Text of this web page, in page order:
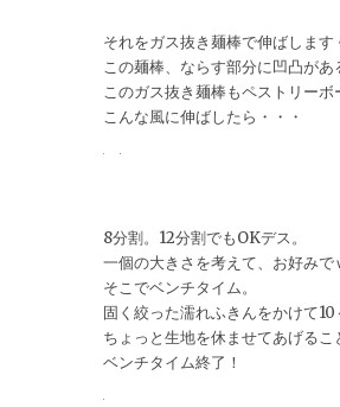
それをガス抜き麺棒で伸ばします
この麺棒、ならす部分に凹凸があ
このガス抜き麺棒もペストリーボ
こんな風に伸ばしたら・・・
8分割。12分割でもOKデス。
一個の大きさを考えて、お好みで
そこでベンチタイム。
固く絞った濡れふきんをかけて10
ちょっと生地を休ませてあげるこ
ベンチタイム終了！